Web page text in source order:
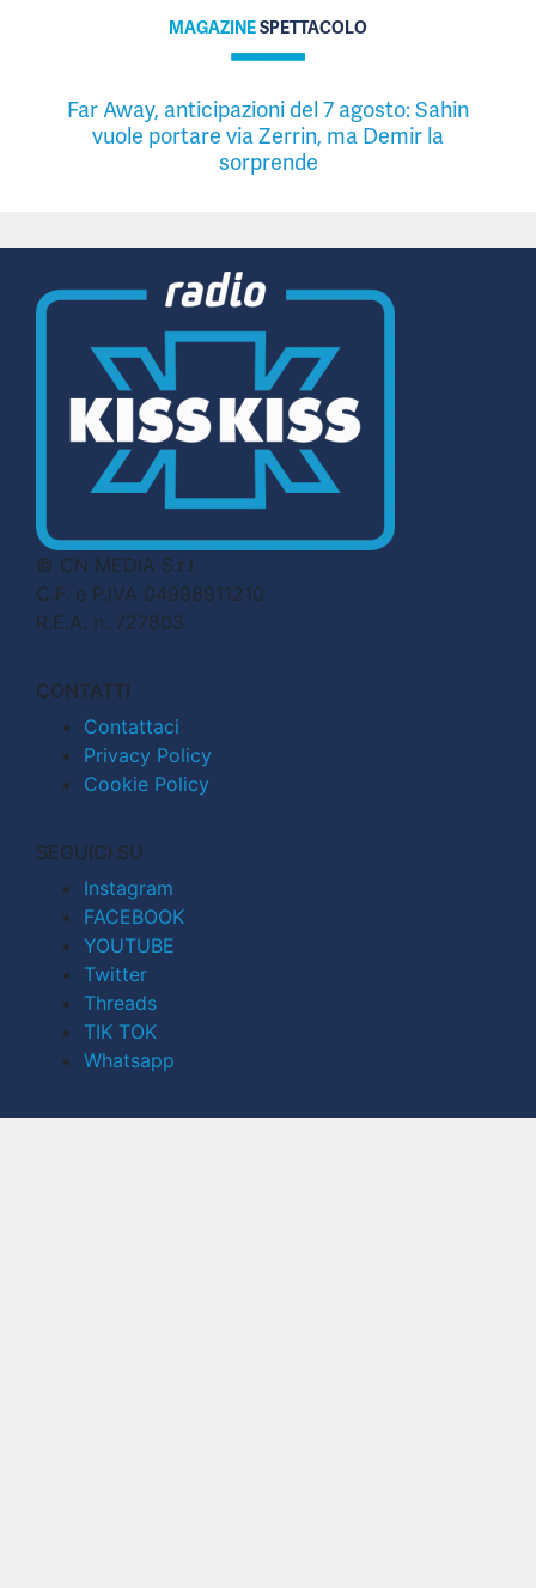
MAGAZINESPETTACOLO
Far Away, anticipazioni del 7 agosto: Sahin
vuole portare via Zerrin, ma Demir la
sorprende
© CN MEDIA S.r.l.
C.F. e P.IVA 04998911210
R.E.A. n. 727803
CONTATTI
Contattaci
Privacy Policy
Cookie Policy
SEGUICI SU
Instagram
FACEBOOK
YOUTUBE
Twitter
Threads
TIK TOK
Whatsapp